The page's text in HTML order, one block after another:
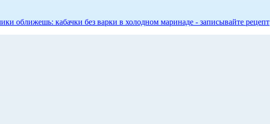
оближешь: кабачки без варки в холодном маринаде - записывайте рецепт